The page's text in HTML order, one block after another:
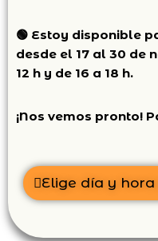
🟢 Estoy disponible
desde el 17 al 30 de
12 h y de 16 a 18 h.
¡Nos vemos pronto!
Elige día y